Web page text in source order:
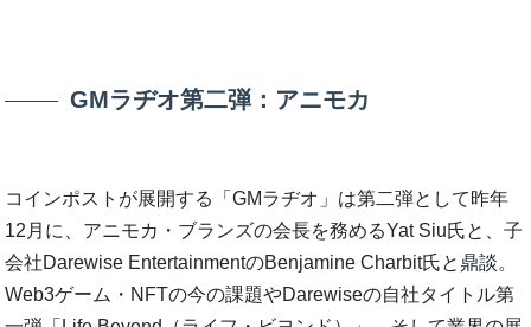
GMラヂオ第二弾：アニモカ
コインポストが展開する「GMラヂオ」は第二弾として昨年
12月に、アニモカ・ブランズの会長を務めるYat Siu氏と、子
会社Darewise EntertainmentのBenjamine Charbit氏と鼎談。
Web3ゲーム・NFTの今の課題やDarewiseの自社タイトル第